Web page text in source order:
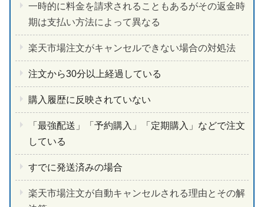
一時的に料金を請求されることもあるがその返金時
期は支払い方法によって異なる
楽天市場注文がキャンセルできない場合の対処法
注文から30分以上経過している
購入履歴に反映されていない
「最強配送 」「予約購入」「定期購入」などで注文
している
すでに発送済みの場合
楽天市場注文が自動キャンセルされる理由とその解